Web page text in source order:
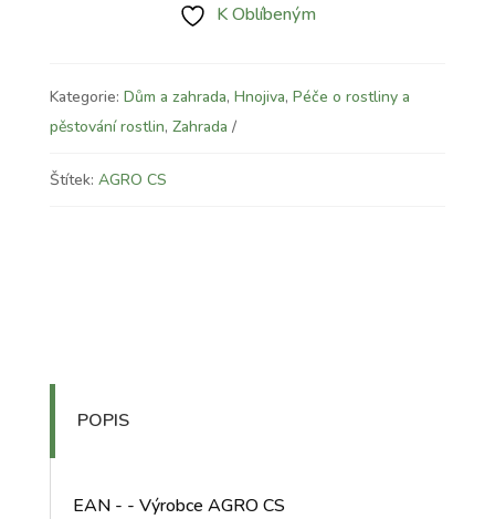
K Oblíbeným
Kategorie: Dům a zahrada, Hnojiva, Péče o rostliny a
pěstování rostlin, Zahrada
Štítek: AGRO CS
POPIS
EAN - - Výrobce AGRO CS